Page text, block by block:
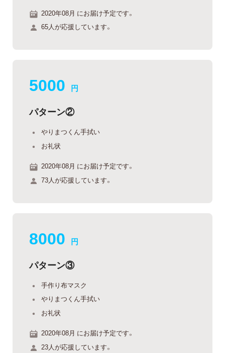
2020年08月 にお届け予定です。
65人が応援しています。
5000 円
パターン②
やりまつくん手拭い
お礼状
2020年08月 にお届け予定です。
73人が応援しています。
8000 円
パターン③
手作り布マスク
やりまつくん手拭い
お礼状
2020年08月 にお届け予定です。
23人が応援しています。